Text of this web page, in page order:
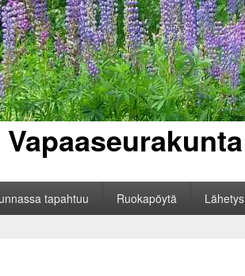
tapahtuu Ruokapöytä Lähetys